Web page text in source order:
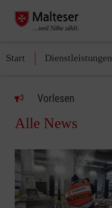
Start Dienstleistungen
Vorlesen
Alle News